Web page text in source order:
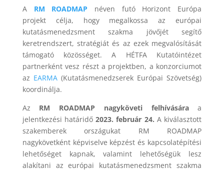
A RM ROADMAP néven futó Horizont Európa
projekt célja, hogy megalkossa az európai
kutatásmenedzsment szakma jövőjét segítő
keretrendszert, stratégiát és az ezek megvalósítását
támogató közösséget. A HÉTFA Kutatóintézet
partnerként vesz részt a projektben, a konzorciumot
az EARMA(Kutatásmenedzserek Európai Szövetség)
koordinálja.
Az RM ROADMAP nagyköveti felhívásáraa
jelentkezési határidő2023. február 24. A kiválasztott
szakemberek országukat RM ROADMAP
nagykövetként képviselve képzést és kapcsolatépítési
lehetőséget kapnak, valamint lehetőségük lesz
alakítani az európai kutatásmenedzsment szakma